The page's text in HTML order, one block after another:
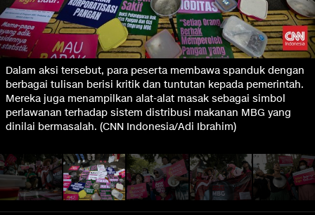
Dalam aksi tersebut, para peserta membawa spanduk dengan
berbagai tulisan berisi kritik dan tuntutan kepada pemerintah.
Mereka juga menampilkan alat-alat masak sebagai simbol
perlawanan terhadap sistem distribusi makanan MBG yang
dinilai bermasalah. (CNN Indonesia/Adi Ibrahim)